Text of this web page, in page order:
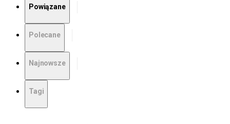
Powiązane
Polecane
Najnowsze
Tagi